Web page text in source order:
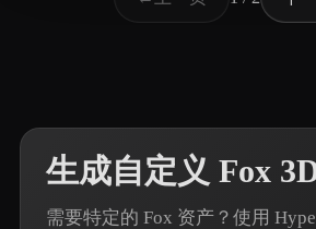
生成自定义 Fox
需要特定的 Fox 资产？使用